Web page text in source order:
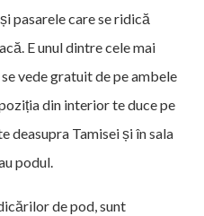
pasarele care se ridică
E unul dintre cele mai
vede gratuit de pe ambele
din interior te duce pe
deasupra Tamisei și în sala
podul.
de pod, sunt